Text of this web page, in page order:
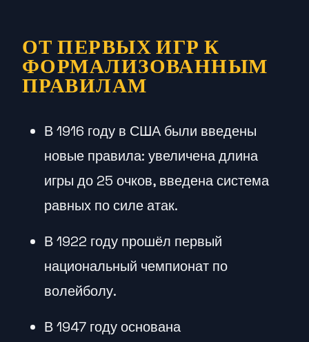
ОТ ПЕРВЫХ ИГР К
ФОРМАЛИЗОВАННЫМ
ПРАВИЛАМ
В 1916 году в США были введены
новые правила: увеличена длина
игры до 25 очков, введена система
равных по силе атак.
В 1922 году прошёл первый
национальный чемпионат по
волейболу.
В 1947 году основана